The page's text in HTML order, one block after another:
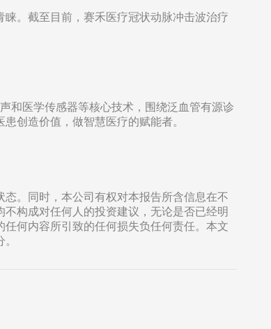
。截至目前，赛禾医疗冠状动脉冲击波治疗
和医学传感器等核心技术，围绕泛血管有源诊
创造价值，做智慧医疗的赋能者。
。同时，本公司有权对本报告所含信息在不
构成对任何人的投资建议，无论是否已经明
何内容所引致的任何损失负任何责任。本文